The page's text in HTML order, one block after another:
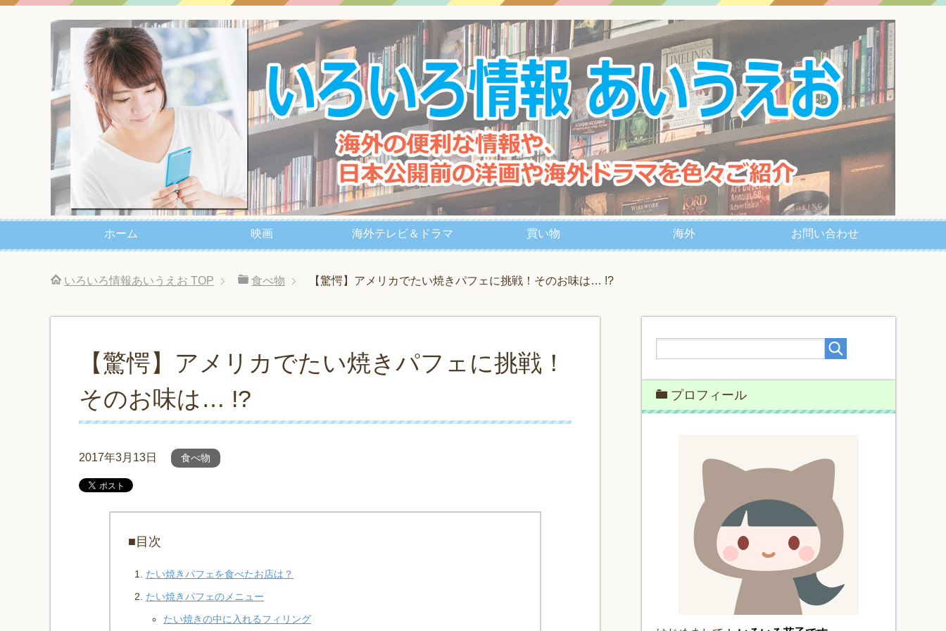
ホーム 映画 海外テレビ＆ドラマ 買い物 海外 お問い合わせ
いろいろ情報あいうえお TOP 食べ物 【驚愕】アメリカでたい焼きパフェに挑戦！そのお味は… !?
【驚愕】アメリカでたい焼きパフェに挑戦！
そのお味は… !?
2017年3月13日 食べ物
■目次
たい焼きパフェを食べたお店は？
たい焼きパフェのメニュー
たい焼きの中に入れるフィリング
プロフィール